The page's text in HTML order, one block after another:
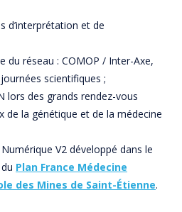
d’interprétation et de
du réseau : COMOP / Inter-Axe,
scientifiques ;
lors des grands rendez-vous
de la génétique et de la médecine
V2 développé dans le
Plan France Médecine
des Mines de Saint-Étienne.